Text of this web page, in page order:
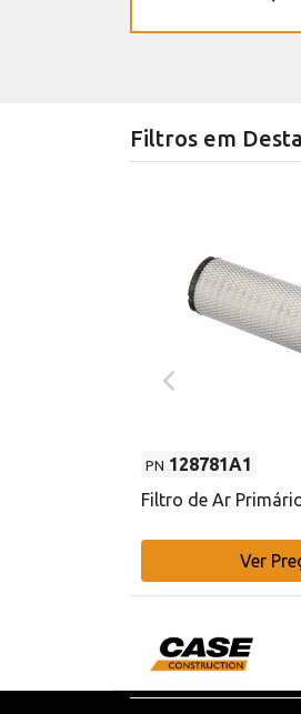
Filtros em
PN 128781A1
Filtro de Ar
Ver